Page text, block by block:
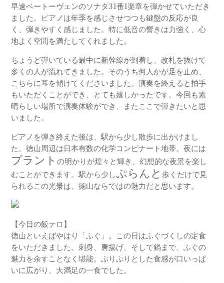
早速ベートーヴェンのソナタ31番1楽章を弾かせていただき
ました。ピアノは年季を感じさせつつも鍵盤の反応が良
く、弾きやすく感じました。特に低音の響きは力強く、心
地よく空間を満たしてくれました。
ちょうど弾いている最中に新幹線が到着し、改札を抜けて
多くの人が流れてきました。そのうち何人かが足を止め、
こちらに耳を傾けてくださいました。演奏を終えると拍手
もいただくことができ、とても嬉しかったです。今回も素
晴らしい場所で演奏体験ができ、またここで弾きたいと思
いました。
ピアノを弾き終えた後は、駅から少し散歩に出かけまし
た。徳山周辺は日本有数の化学コンビナート地帯。夜には
プラント の明かりが煌々と輝き、幻想的な夜景を楽し
むことができます。駅から少しぷらんと 歩くだけで見
られるこの光景は、徳山ならではの魅力だと思います。
【今日の飯テロ】
徳山といえばやはり「ふぐ」。この日はふぐづくしの定食
をいただきました。刺身、唐揚げ、そして鍋まで、ふぐの
魅力を余すことなく堪能。ぷりぷりとした食感が口いっぱ
いに広がり、大満足の一食でした。